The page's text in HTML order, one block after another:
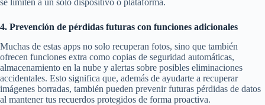
4. Prevención de pérdidas futuras con funciones adicionales
Muchas de estas apps no solo recuperan fotos, sino que también
ofrecen funciones extra como copias de seguridad automáticas,
almacenamiento en la nube y alertas sobre posibles eliminaciones
accidentales. Esto significa que, además de ayudarte a recuperar
imágenes borradas, también pueden prevenir futuras pérdidas de datos
al mantener tus recuerdos protegidos de forma proactiva.